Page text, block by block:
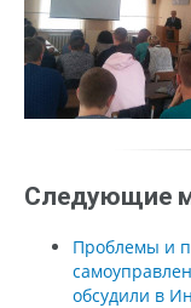
Следующие
Проблемы и
обсудили в